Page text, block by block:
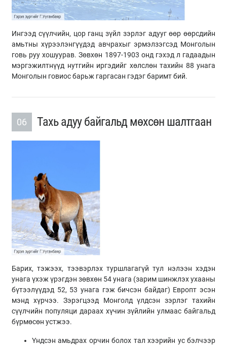
Ингээд сүүлчийн, цор ганц зүйл зэрлэг адууг өөр өөрсдийн
амьтны хүрээлэнгүүдэд авчрахыг эрмэлзэгсэд Монголын
говь руу хошуурав. Зөвхөн 1897-1903 онд гэхэд л гадаадын
мэргэжилтнүүд нутгийн иргэдийг хөлслөн тахийн 88 унага
Монголын говиос барьж гаргасан гэдэг баримт бий.
06 Тахь адуу байгальд мөхсөн шалтгаан
Барих, тэжээх, тээвэрлэх туршлагагүй тул нэлээн хэдэн
унага үхэж үрэгдэн зөвхөн 54 унага (зарим шинжлэх ухааны
бүтээлүүдэд 52, 53 унага гэж бичсэн байдаг) Европт эсэн
мэнд хүрчээ. Зэрэгцээд Монголд үлдсэн зэрлэг тахийн
сүүлчийн популяци дараах хүчин зүйлийн улмаас байгальд
бүрмөсөн устжээ.
Үндсэн амьдрах орчин болох тал хээрийн ус бэлчээр